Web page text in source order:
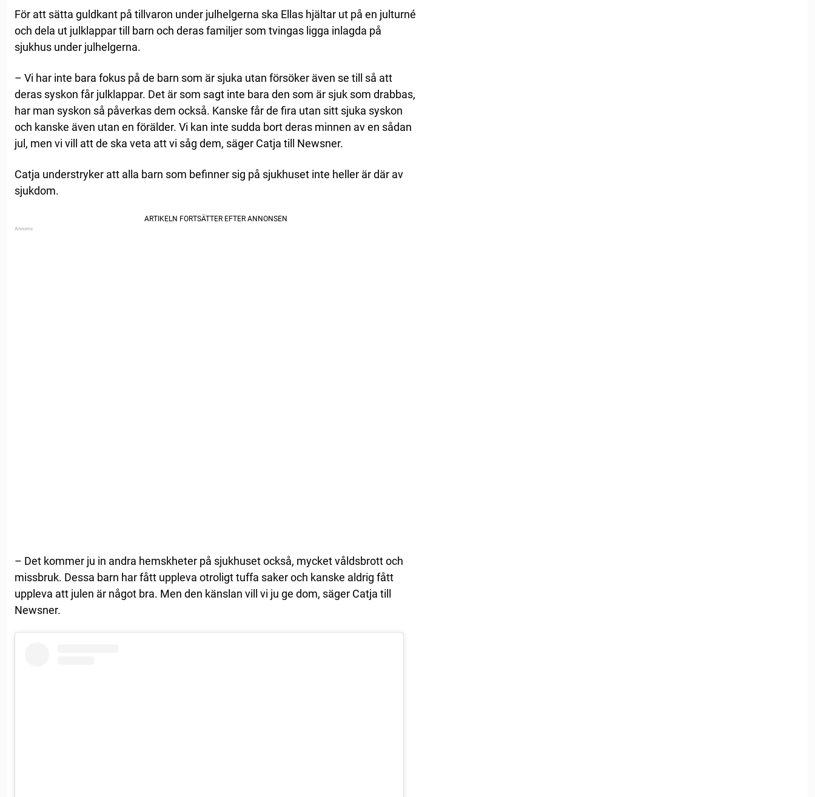
För att sätta guldkant på tillvaron under julhelgerna ska Ellas hjältar ut på en julturné
och dela ut julklappar till barn och deras familjer som tvingas ligga inlagda på
sjukhus under julhelgerna.
– Vi har inte bara fokus på de barn som är sjuka utan försöker även se till så att
deras syskon får julklappar. Det är som sagt inte bara den som är sjuk som drabbas,
har man syskon så påverkas dem också. Kanske får de fira utan sitt sjuka syskon
och kanske även utan en förälder. Vi kan inte sudda bort deras minnen av en sådan
jul, men vi vill att de ska veta att vi såg dem, säger Catja till Newsner.
Catja understryker att alla barn som befinner sig på sjukhuset inte heller är där av
sjukdom.
– Det kommer ju in andra hemskheter på sjukhuset också, mycket våldsbrott och
missbruk. Dessa barn har fått uppleva otroligt tuffa saker och kanske aldrig fått
uppleva att julen är något bra. Men den känslan vill vi ju ge dom, säger Catja till
Newsner.